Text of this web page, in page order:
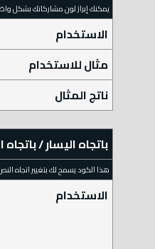
يمكنك إبراز لون مشاركاتك بشكل
الاستخدام
مثال للاستخدام
ناتج المثال
باتجاه اليسار /
هذا الكود يسمح لك بتغيير اتجاه
الاستخدام